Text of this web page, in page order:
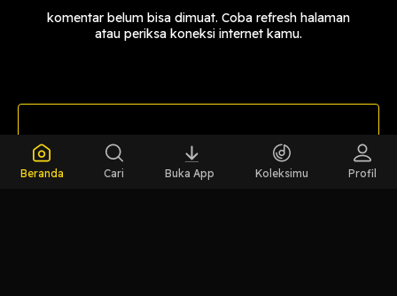
komentar belum bisa dimuat. Coba refresh halaman
atau periksa koneksi internet kamu.
LIHAT EPISODE LAIN
Beranda Cari Buka App Koleksimu Profil